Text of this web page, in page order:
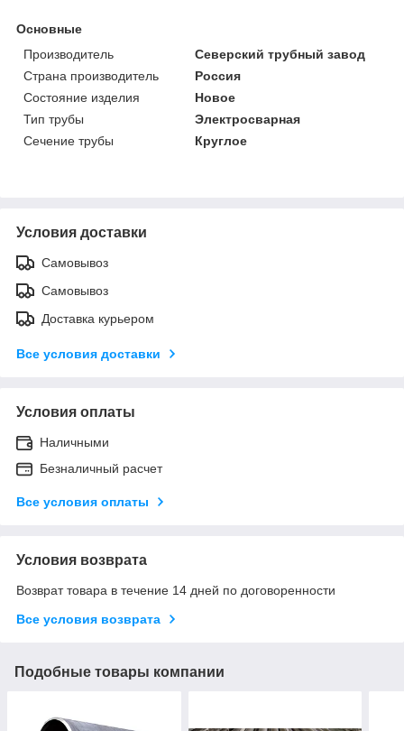
Основные
Производитель
Северский трубный завод
Страна производитель
Россия
Состояние изделия
Новое
Тип трубы
Электросварная
Сечение трубы
Круглое
Условия доставки
Самовывоз
Самовывоз
Доставка курьером
Все условия доставки
Условия оплаты
Наличными
Безналичный расчет
Все условия оплаты
Условия возврата
Возврат товара в течение 14 дней по договоренности
Все условия возврата
Подобные товары компании